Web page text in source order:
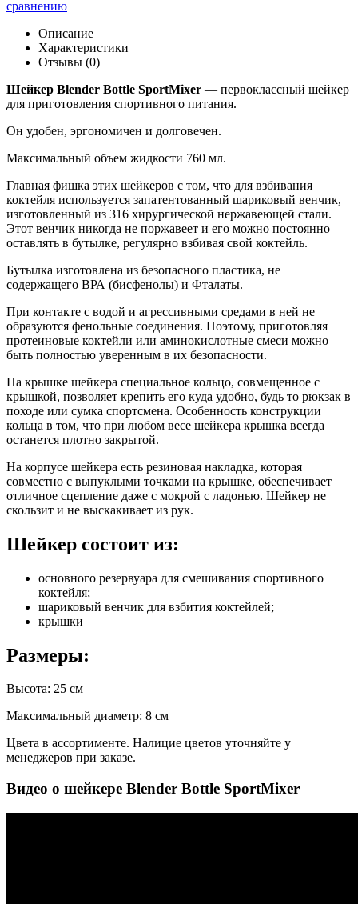
сравнению
Описание
Характеристики
Отзывы (0)
Шейкер Blender Bottle SportMixer — первоклассный шейкер
для приготовления спортивного питания.
Он удобен, эргономичен и долговечен.
Максимальный объем жидкости 760 мл.
Главная фишка этих шейкеров с том, что для взбивания
коктейля используется запатентованный шариковый венчик,
изготовленный из 316 хирургической нержавеющей стали.
Этот венчик никогда не поржавеет и его можно постоянно
оставлять в бутылке, регулярно взбивая свой коктейль.
Бутылка изготовлена из безопасного пластика, не
содержащего ВРА (бисфенолы) и Фталаты.
При контакте с водой и агрессивными средами в ней не
образуются фенольные соединения. Поэтому, приготовляя
протеиновые коктейли или аминокислотные смеси можно
быть полностью уверенным в их безопасности.
На крышке шейкера специальное кольцо, совмещенное с
крышкой, позволяет крепить его куда удобно, будь то рюкзак в
походе или сумка спортсмена. Особенность конструкции
кольца в том, что при любом весе шейкера крышка всегда
останется плотно закрытой.
На корпусе шейкера есть резиновая накладка, которая
совместно с выпуклыми точками на крышке, обеспечивает
отличное сцепление даже с мокрой с ладонью. Шейкер не
скользит и не выскакивает из рук.
Шейкер состоит из:
основного резервуара для смешивания спортивного
коктейля;
шариковый венчик для взбития коктейлей;
крышки
Размеры:
Высота: 25 см
Максимальный диаметр: 8 см
Цвета в ассортименте. Налицие цветов уточняйте у
менеджеров при заказе.
Видео о шейкере Blender Bottle SportMixer